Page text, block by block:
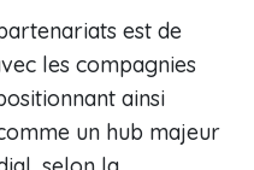
est de
les compagnies
ainsi
un hub majeur